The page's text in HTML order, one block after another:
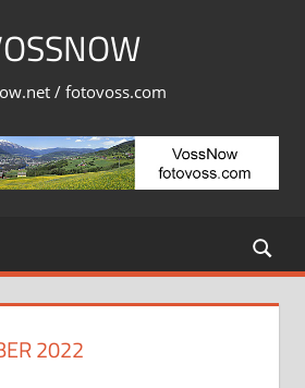
/ fotovoss.com
2022